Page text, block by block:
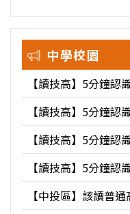
中學校園
【讀技高】5分鐘認
【讀技高】5分鐘認
【讀技高】5分鐘認
【讀技高】5分鐘認
【中投區】該讀普通